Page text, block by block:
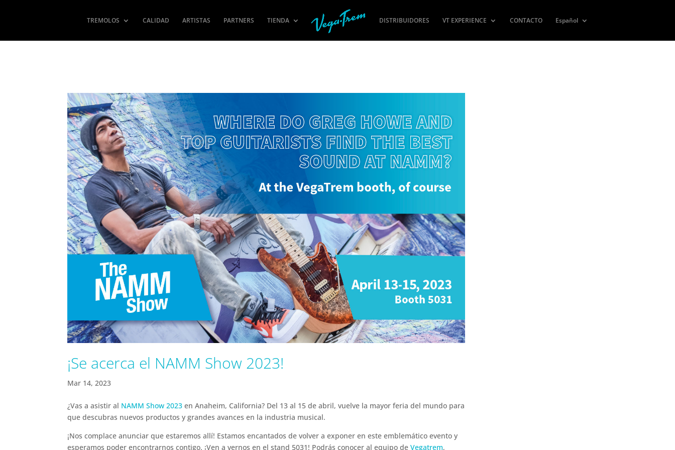
TREMOLOS CALIDAD ARTISTAS PARTNERS TIENDA DISTRIBUIDORES VT EXPERIENCE CONTACTO Español
¡Se acerca el NAMM Show 2023!
Mar 14, 2023
¿Vas a asistir al NAMM Show 2023 en Anaheim, California? Del 13 al 15 de abril, vuelve la mayor feria del mundo para
que descubras nuevos productos y grandes avances en la industria musical.
¡Nos complace anunciar que estaremos allí! Estamos encantados de volver a exponer en este emblemático evento y
esperamos poder encontrarnos contigo. ¡Ven a vernos en el stand 5031! Podrás conocer al equipo deVegatrem,